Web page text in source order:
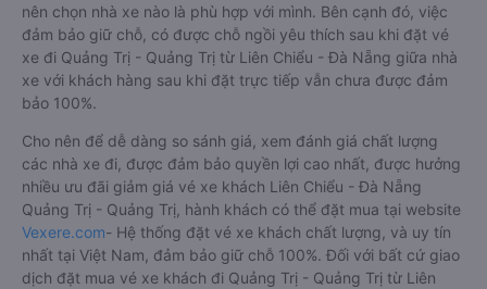
nên chọn nhà xe nào là phù hợp với mình. Bên cạnh đó, việc
đảm bảo giữ chỗ, có được chỗ ngồi yêu thích sau khi đặt vé
xe đi Quảng Trị - Quảng Trị từ Liên Chiểu - Đà Nẵng giữa nhà
xe với khách hàng sau khi đặt trực tiếp vẫn chưa được đảm
bảo 100%.
Cho nên để dễ dàng so sánh giá, xem đánh giá chất lượng
các nhà xe đi, được đảm bảo quyền lợi cao nhất, được hưởng
nhiều ưu đãi giảm giá vé xe khách Liên Chiểu - Đà Nẵng
Quảng Trị - Quảng Trị, hành khách có thể đặt mua tại website
Vexere.com- Hệ thống đặt vé xe khách chất lượng, và uy tín
nhất tại Việt Nam, đảm bảo giữ chỗ 100%. Đối với bất cứ giao
dịch đặt mua vé xe khách đi Quảng Trị - Quảng Trị từ Liên